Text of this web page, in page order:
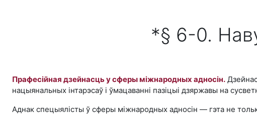
*§ 6-0.
Прафесійная дзейнасць у сферы міжнародных адносін.
нацыянальных інтарэсаў і ўмацаванні пазіцыі дзяржавы на
Аднак спецыялісты ў сферы міжнародных адносін — гэта не